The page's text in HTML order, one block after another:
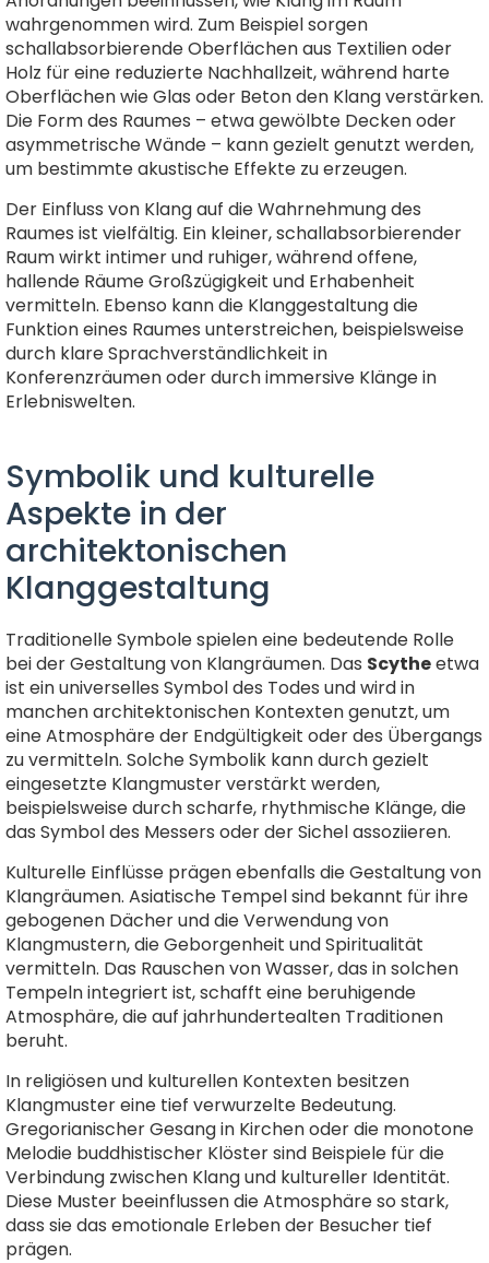
wahrgenommen wird. Zum Beispiel sorgen
schallabsorbierende Oberflächen aus Textilien oder
Holz für eine reduzierte Nachhallzeit, während harte
Oberflächen wie Glas oder Beton den Klang verstärken.
Die Form des Raumes – etwa gewölbte Decken oder
asymmetrische Wände – kann gezielt genutzt werden,
um bestimmte akustische Effekte zu erzeugen.
Der Einfluss von Klang auf die Wahrnehmung des
Raumes ist vielfältig. Ein kleiner, schallabsorbierender
Raum wirkt intimer und ruhiger, während offene,
hallende Räume Großzügigkeit und Erhabenheit
vermitteln. Ebenso kann die Klanggestaltung die
Funktion eines Raumes unterstreichen, beispielsweise
durch klare Sprachverständlichkeit in
Konferenzräumen oder durch immersive Klänge in
Erlebniswelten.
Symbolik und kulturelle
Aspekte in der
architektonischen
Klanggestaltung
Traditionelle Symbole spielen eine bedeutende Rolle
bei der Gestaltung von Klangräumen. Das Scytheetwa
ist ein universelles Symbol des Todes und wird in
manchen architektonischen Kontexten genutzt, um
eine Atmosphäre der Endgültigkeit oder des Übergangs
zu vermitteln. Solche Symbolik kann durch gezielt
eingesetzte Klangmuster verstärkt werden,
beispielsweise durch scharfe, rhythmische Klänge, die
das Symbol des Messers oder der Sichel assoziieren.
Kulturelle Einflüsse prägen ebenfalls die Gestaltung von
Klangräumen. Asiatische Tempel sind bekannt für ihre
gebogenen Dächer und die Verwendung von
Klangmustern, die Geborgenheit und Spiritualität
vermitteln. Das Rauschen von Wasser, das in solchen
Tempeln integriert ist, schafft eine beruhigende
Atmosphäre, die auf jahrhundertealten Traditionen
beruht.
In religiösen und kulturellen Kontexten besitzen
Klangmuster eine tief verwurzelte Bedeutung.
Gregorianischer Gesang in Kirchen oder die monotone
Melodie buddhistischer Klöster sind Beispiele für die
Verbindung zwischen Klang und kultureller Identität.
Diese Muster beeinflussen die Atmosphäre so stark,
dass sie das emotionale Erleben der Besucher tief
prägen.